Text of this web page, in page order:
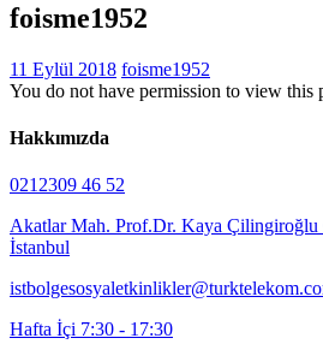
foisme1952
11 Eylül 2018 foisme1952
You do not have permission to view this
Hakkımızda
0212309 46 52
Akatlar Mah. Prof.Dr. Kaya Çilingiroğlu
İstanbul
Hafta İçi 7:30 - 17:30